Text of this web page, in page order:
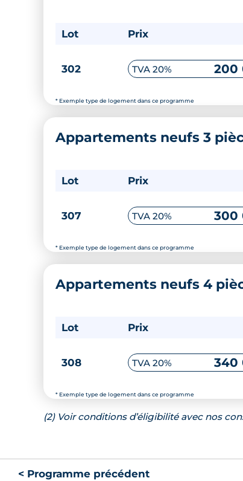
* Exemple type de logement dans ce programme
Lot Prix
302 TVA 20% 200
Appartements neufs 3
* Exemple type de logement dans ce programme
Lot Prix
307 TVA 20% 300
Appartements neufs 4
* Exemple type de logement dans ce programme
Lot Prix
308 TVA 20% 340
(2) Voir conditions d’éligibilité avec nos
< Programme précédent